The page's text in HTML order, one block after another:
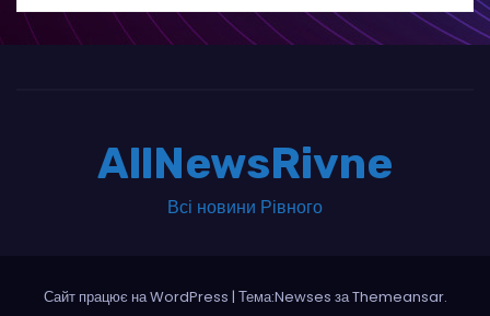
AllNewsRivne
Всі новини Рівного
Сайт працює на WordPress | Тема:Newses заThemeansar.